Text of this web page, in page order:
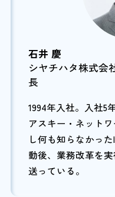
石井 慶
シヤチハタ株式
長
1994年入社。入社5
アスキー・ネット
し何も知らなかっ
動後、業務改革を
送っている。